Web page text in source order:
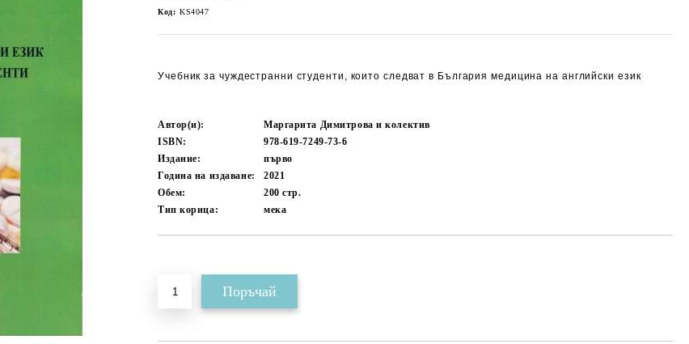
Код: KS4047
Учебник за чуждестранни студенти, които следват в България медицина на английски език
Автор(и):
Маргарита Димитрова и колектив
ISBN:
978-619-7249-73-6
Издание:
първо
Година на издаване:
2021
Обем:
200стр.
Тип корица:
мека